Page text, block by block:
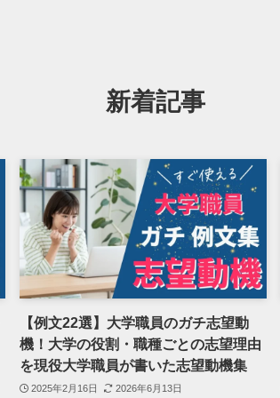
新着記事
【例文22選】大学職員のガチ志望動
機！大学の役割・職種ごとの志望理由
を現役大学職員が書いた志望動機集
2025年2月16日 2026年6月13日